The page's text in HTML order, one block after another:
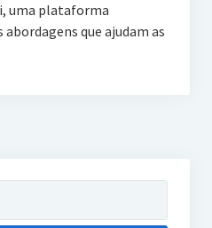
uma plataforma
que ajudam as